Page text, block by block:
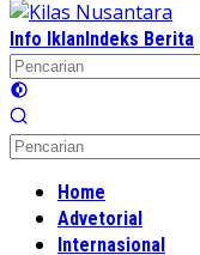
Info IklanIndeks Berita
Home
Advetorial
Internasional